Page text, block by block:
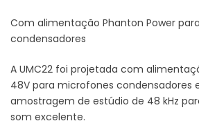
Com alimentação Phanton Power
condensadores
A UMC22 foi projetada com
48V para microfones condensadores
amostragem de estúdio de 48 kHz
som excelente.